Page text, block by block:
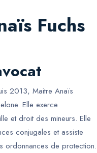
Fuchs
2013, Maitre Anaïs
Elle exerce
et droit des mineurs. Elle
conjugales et assiste
ordonnances de protection.